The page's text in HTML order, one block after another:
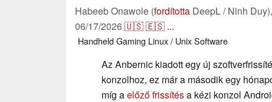
Habeeb Onawole (fordította DeepL / Ninh Duy),
06/17/2026🇺🇸🇪🇸 ...
HandheldGaming Linux / UnixSoftware
Az Anbernic kiadott egy új
konzolhoz, ez már a második egy
míg aelőző frissítésa kézi konzol